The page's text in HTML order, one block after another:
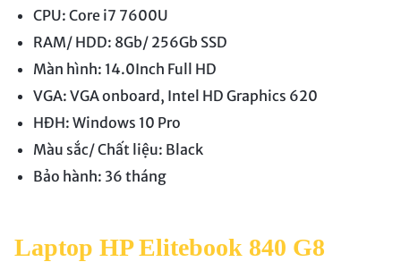
CPU: Core i7 7600U
RAM/ HDD: 8Gb/ 256Gb SSD
Màn hình: 14.0Inch Full HD
VGA: VGA onboard, Intel HD Graphics 620
HĐH: Windows 10 Pro
Màu sắc/ Chất liệu: Black
Bảo hành: 36 tháng
Laptop HP Elitebook 840 G8